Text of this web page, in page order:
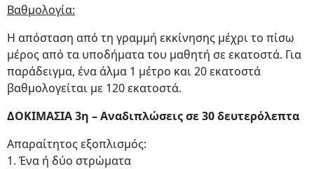
Βαθμολογία:
Η απόσταση από τη γραμμή εκκίνησης μέχρι το πίσω
μέρος από τα υποδήματα του μαθητή σε εκατοστά. Για
παράδειγμα, ένα άλμα 1 μέτρο και 20 εκατοστά
βαθμολογείται με 120 εκατοστά.
ΔΟΚΙΜΑΣΙΑ 3η – Αναδιπλώσεις σε 30 δευτερόλεπτα
Απαραίτητος εξοπλισμός:
1. Ένα ή δύο στρώματα